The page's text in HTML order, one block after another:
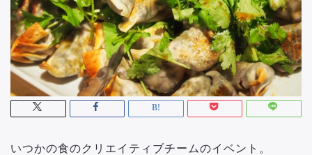
いつかの食のクリエイティブチームのイベント。